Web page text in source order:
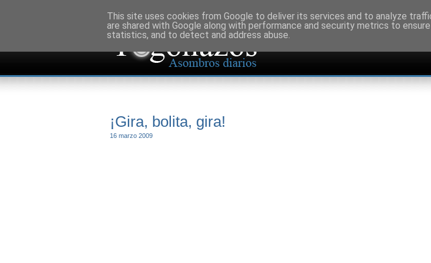
¡Gira, bolita, gira!
16 marzo 2009
This site uses cookies from Google to deliver its services and to analyze
are shared with Google along with performance and security metrics to
statistics, and to detect and address abuse.